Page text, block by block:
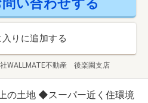
い合わせする
りに追加する
WALLMATE不動産 後楽園支店
土地 ◆スーパー近く住環境